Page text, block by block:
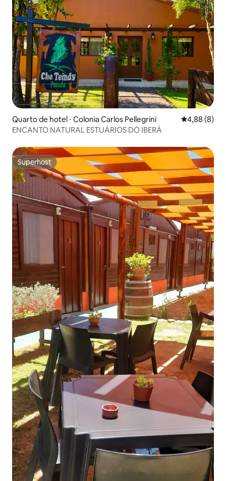
Quarto de hotel ⋅ Colonia Carlos Pellegrini 4,88 de uma
4,88 (8)
ENCANTO NATURAL ESTUÁRIOS DO IBERÁ
Superhost
Superhost